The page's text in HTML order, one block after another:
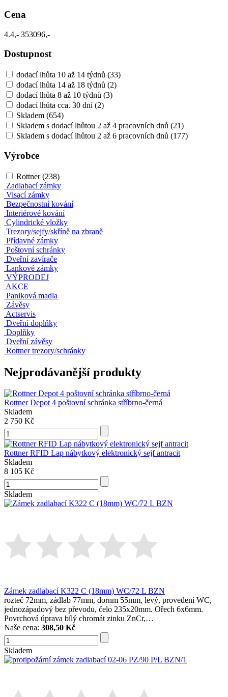
Cena
4.4,- 353096,-
Dostupnost
dodací lhůta 10 až 14 týdnů (33)
dodací lhůta 14 až 18 týdnů (2)
dodací lhůta 8 až 10 týdnů (3)
dodací lhůta cca. 30 dní(2)
Skladem (654)
Skladem s dodací lhůtou 2 až 4 pracovních dnů (21)
Skladem s dodací lhůtou 2 až 6 pracovních dnů (177)
Výrobce
Rottner(238)
Zadlabací zámky
Visací zámky
Bezpečnostní kování
Interiérové kování
Cylindrické vložky
Trezory/sejfy/skříně na zbraně
Přídavné zámky
Poštovní schránky
Dveřní zavírače
Lankové zámky
VÝPRODEJ
AKCE
Paniková madla
Závěsy
Actservis
Dveřní doplňky
Doplňky
Dveřní závěsy
Rottner trezory/schránky
Nejprodávanější produkty
Rottner Depot 4 poštovní schránka stříbrno-černá
Skladem
2 750 Kč
Rottner RFID Lap nábytkový elektronický sejf antracit
Skladem
8 105 Kč
Skladem
Zámek zadlabací K322 C (18mm) WC/72 L BZN
rozteč 72mm, zádlab 77mm, dornm 55mm, levý, provedení WC,
jednozápadový bez převodu, čelo 235x20mm. Ořech 6x6mm.
Povrchová úprava bílý chromát zinku ZnCr,…
Naše cena: 308,50 Kč
Skladem